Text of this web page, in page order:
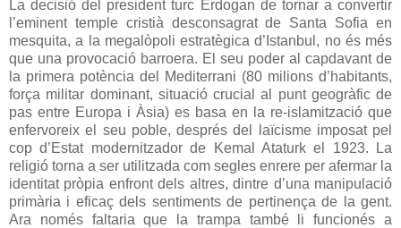
La decisió del president turc Erdogan de tornar a convertir
l’eminent temple cristià desconsagrat de Santa Sofia en
mesquita, a la megalòpoli estratègica d’Istanbul, no és més
que una provocació barroera. El seu poder al capdavant de
la primera potència del Mediterrani (80 milions d’habitants,
força militar dominant, situació crucial al punt geogràfic de
pas entre Europa i Àsia) es basa en la re-islamització que
enfervoreix el seu poble, després del laïcisme imposat pel
cop d’Estat modernitzador de Kemal Ataturk el 1923. La
religió torna a ser utilitzada com segles enrere per afermar la
identitat pròpia enfront dels altres, dintre d’una manipulació
primària i eficaç dels sentiments de pertinença de la gent.
Ara només faltaria que la trampa també li funcionés a